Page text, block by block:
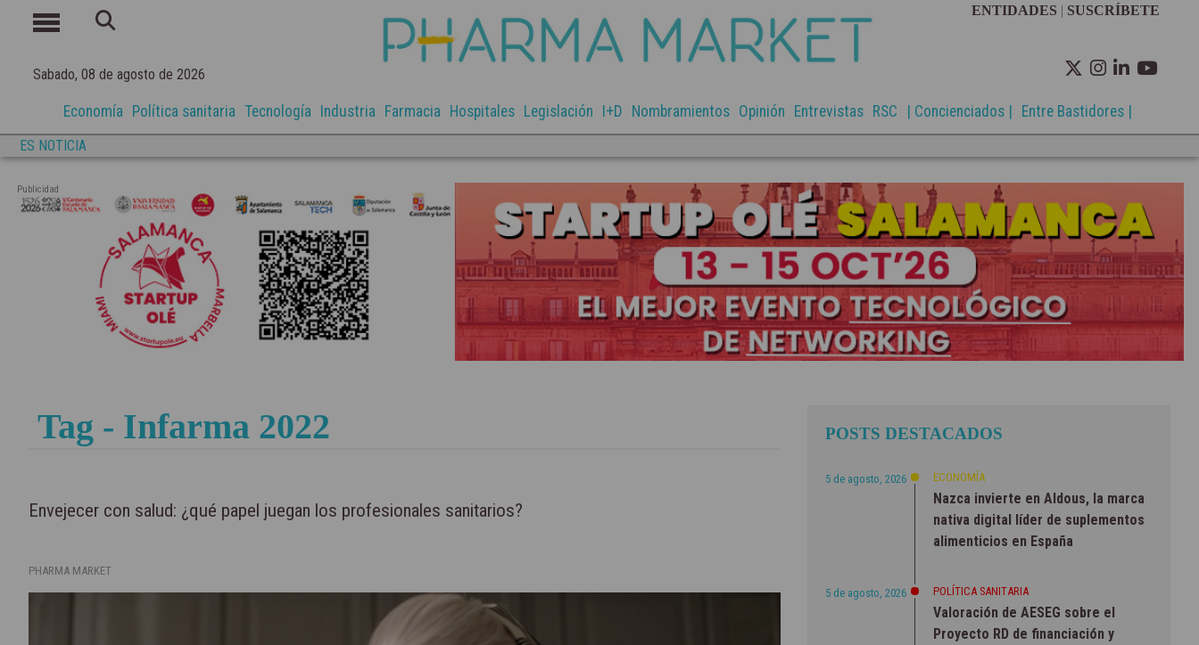
Sabado, 08 de agosto de 2026
ENTIDADES | SUSCRÍBETE
Economía Política sanitaria Tecnología Industria Farmacia Hospitales Legislación I+D Nombramientos Opinión Entrevistas RSC | Concienciados | Entre Bastidores |
ES NOTICIA
Publicidad
Tag - Infarma 2022
Envejecer con salud: ¿qué papel juegan los profesionales sanitarios?
PHARMA MARKET
POSTS DESTACADOS
5 de agosto, 2026 ECONOMÍA
Nazca invierte en Aldous, la marca
nativa digital líder de suplementos
alimenticios en España
5 de agosto, 2026 POLÍTICA SANITARIA
Valoración de AESEG sobre el
Proyecto RD de financiación y